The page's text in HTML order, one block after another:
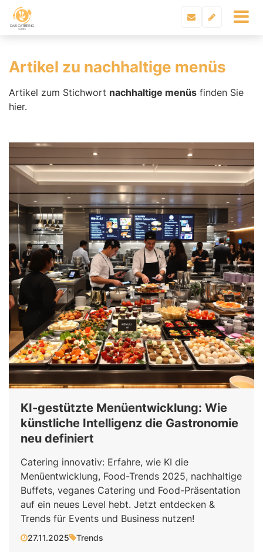
Artikel zu nachhaltige menüs
Artikel zum Stichwort nachhaltige menüs finden Sie
hier.
KI-gestützte Menüentwicklung: Wie
künstliche Intelligenz die Gastronomie
neu definiert
Catering innovativ: Erfahre, wie KI die
Menüentwicklung, Food-Trends 2025, nachhaltige
Buffets, veganes Catering und Food-Präsentation
auf ein neues Level hebt. Jetzt entdecken &
Trends für Events und Business nutzen!
27.11.2025 Trends